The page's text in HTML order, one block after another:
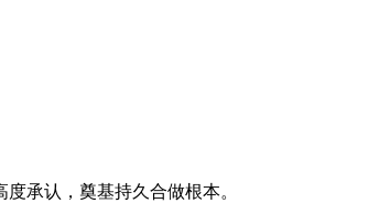
承认，奠基持久合做根本。